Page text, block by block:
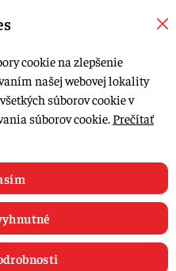
práva vyhradené.
cookie na zlepšenie
našej webovej lokality
súborov cookie v
súborov cookie. Prečítať